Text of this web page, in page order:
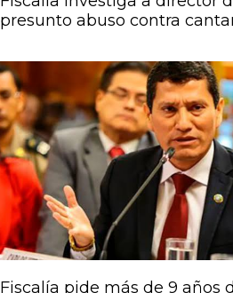
presunto abuso contra
Fiscalía pide más de 9 años